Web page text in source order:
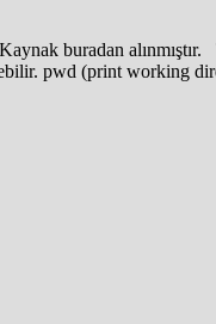
buradan
pwd (print working